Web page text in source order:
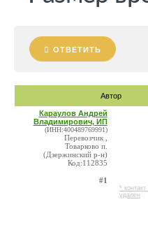
ОТВЕТИТЬ
Автор
Караулов Андрей
Владимирович, ИП
(ИНН:400489769991)
Перевозчик ,
Товарково п.
(Дзержинский р-н)
Код:112835
#1
*
удален